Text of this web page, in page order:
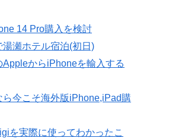
14 Pro購入を検討
湯瀬ホテル宿泊(初日)
AppleからiPhoneを輸入する
ら今こそ海外版iPhone,iPad購
を実際に使ってわかったこ